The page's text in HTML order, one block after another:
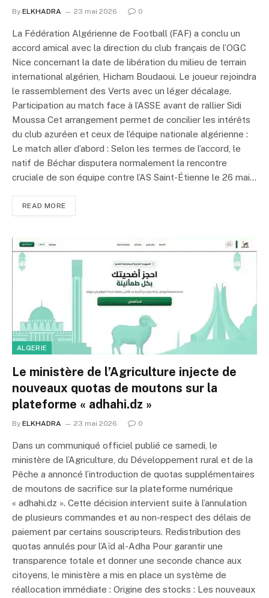
By ELKHADRA 23 mai 2026 0
La Fédération Algérienne de Football (FAF) a conclu un
accord amical avec la direction du club français de l’OGC
Nice concernant la date de libération du milieu de terrain
international algérien, Hicham Boudaoui. Le joueur rejoindra
le rassemblement des Verts avec un léger décalage.
Participation au match face à l’ASSE avant de rallier Sidi
Moussa Cet arrangement permet de concilier les intérêts
du club azuréen et ceux de l’équipe nationale algérienne :
Le match aller d’abord : Selon les termes de l’accord, le
natif de Béchar disputera normalement la rencontre
cruciale de son équipe contre l’AS Saint-Étienne le 26 mai…
READ MORE
ALGERIE
Le ministère de l’Agriculture injecte de
nouveaux quotas de moutons sur la
plateforme « adhahi.dz »
By ELKHADRA 23 mai 2026 0
Dans un communiqué officiel publié ce samedi, le
ministère de l’Agriculture, du Développement rural et de la
Pêche a annoncé l’introduction de quotas supplémentaires
de moutons de sacrifice sur la plateforme numérique
« adhahi.dz ». Cette décision intervient suite à l’annulation
de plusieurs commandes et au non-respect des délais de
paiement par certains souscripteurs. Redistribution des
quotas annulés pour l’Aïd al-Adha Pour garantir une
transparence totale et donner une seconde chance aux
citoyens, le ministère a mis en place un système de
réallocation immédiate : Origine des stocks : Les nouveaux